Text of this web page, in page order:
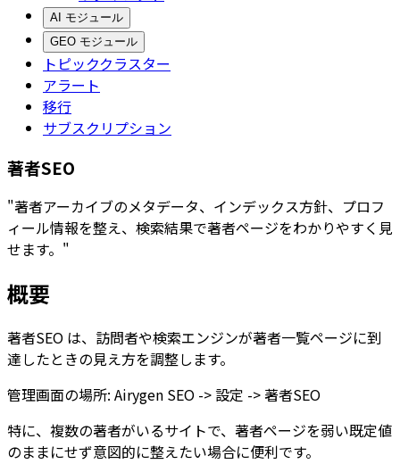
AI モジュール
GEO モジュール
トピッククラスター
アラート
移行
サブスクリプション
著者SEO
"著者アーカイブのメタデータ、インデックス方針、プロフ
ィール情報を整え、検索結果で著者ページをわかりやすく見
せます。"
概要
著者SEO は、訪問者や検索エンジンが著者一覧ページに到
達したときの見え方を調整します。
管理画面の場所: Airygen SEO -> 設定 -> 著者SEO
特に、複数の著者がいるサイトで、著者ページを弱い既定値
のままにせず意図的に整えたい場合に便利です。